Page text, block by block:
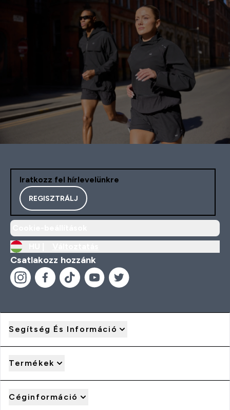
Iratkozz fel hírlevelünkre
REGISZTRÁLJ
Csatlakozz hozzánk
Segítség És Információ
Termékek
Céginformáció